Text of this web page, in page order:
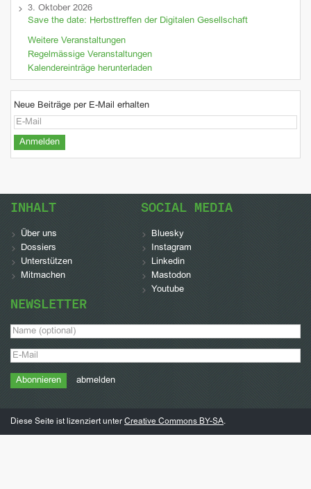
3. Oktober 2026
Save the date: Herbsttreffen der Digitalen Gesellschaft
Weitere Veranstaltungen
Regelmässige Veranstaltungen
Kalendereinträge herunterladen
Neue Beiträge per E-Mail erhalten
INHALT
Über uns
Dossiers
Unterstützen
Mitmachen
SOCIAL MEDIA
Bluesky
Instagram
Linkedin
Mastodon
Youtube
NEWSLETTER
abmelden
Diese Seite ist lizenziert unter Creative Commons BY-SA.